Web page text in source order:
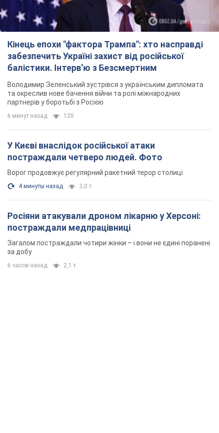
У Києві внаслідок російської атаки
постраждали четверо людей. Фото
Ворог продовжує регулярний ракетний терор столиці
4 минуты назад 3,0 т.
Росіяни атакували дроном лікарню у Херсоні:
постраждали медпрацівниці
Загалом постраждали чотири жінки – і вони не єдині поранені